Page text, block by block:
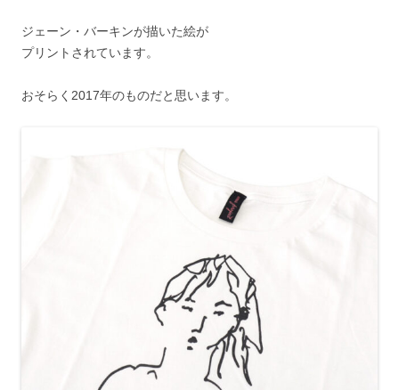
ジェーン・バーキンが描いた絵が
プリントされています。
おそらく2017年のものだと思います。